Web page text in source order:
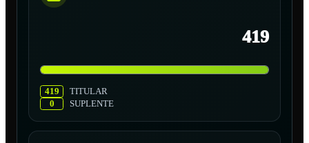
419
419
TITULAR
0
SUPLENTE